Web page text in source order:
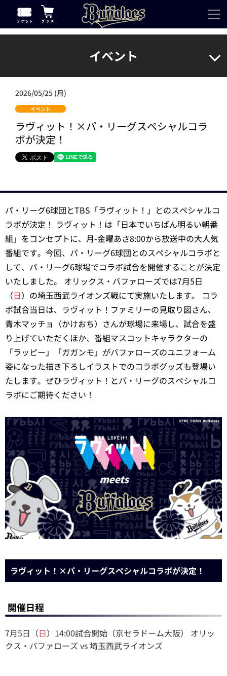
イベント
2026/05/25 (月)
イベント
ラヴィット！×パ・リーグスペシャルコラ
ボが決定！
パ・リーグ6球団とTBS「ラヴィット！」とのスペシャルコ
ラボが決定！ ラヴィット！は「日本でいちばん明るい朝番
組」をコンセプトに、月-金曜あさ8:00から放送中の大人気
番組です。今回、パ・リーグ6球団とのスペシャルコラボと
して、パ・リーグ6球場でコラボ試合を開催することが決定
いたしました。 オリックス・バファローズでは7月5日
（日）の埼玉西武ライオンズ戦にて実施いたします。 コラ
ボ試合当日は、ラヴィット！ファミリーの見取り図さん、
青木マッチョ（かけおち）さんが球場に来場し、試合を盛
り上げていただくほか、番組マスコットキャラクターの
「ラッピー」「ガガンモ」がバファローズのユニフォーム
姿になった描き下ろしイラストでのコラボグッズも登場い
たします。ぜひラヴィット！とパ・リーグのスペシャルコ
ラボにご期待ください！
ラヴィット！×パ・リーグスペシャルコラボが決定！
開催日程
7月5日（日）14:00試合開始（京セラドーム大阪） オリッ
クス・バファローズ vs 埼玉西武ライオンズ